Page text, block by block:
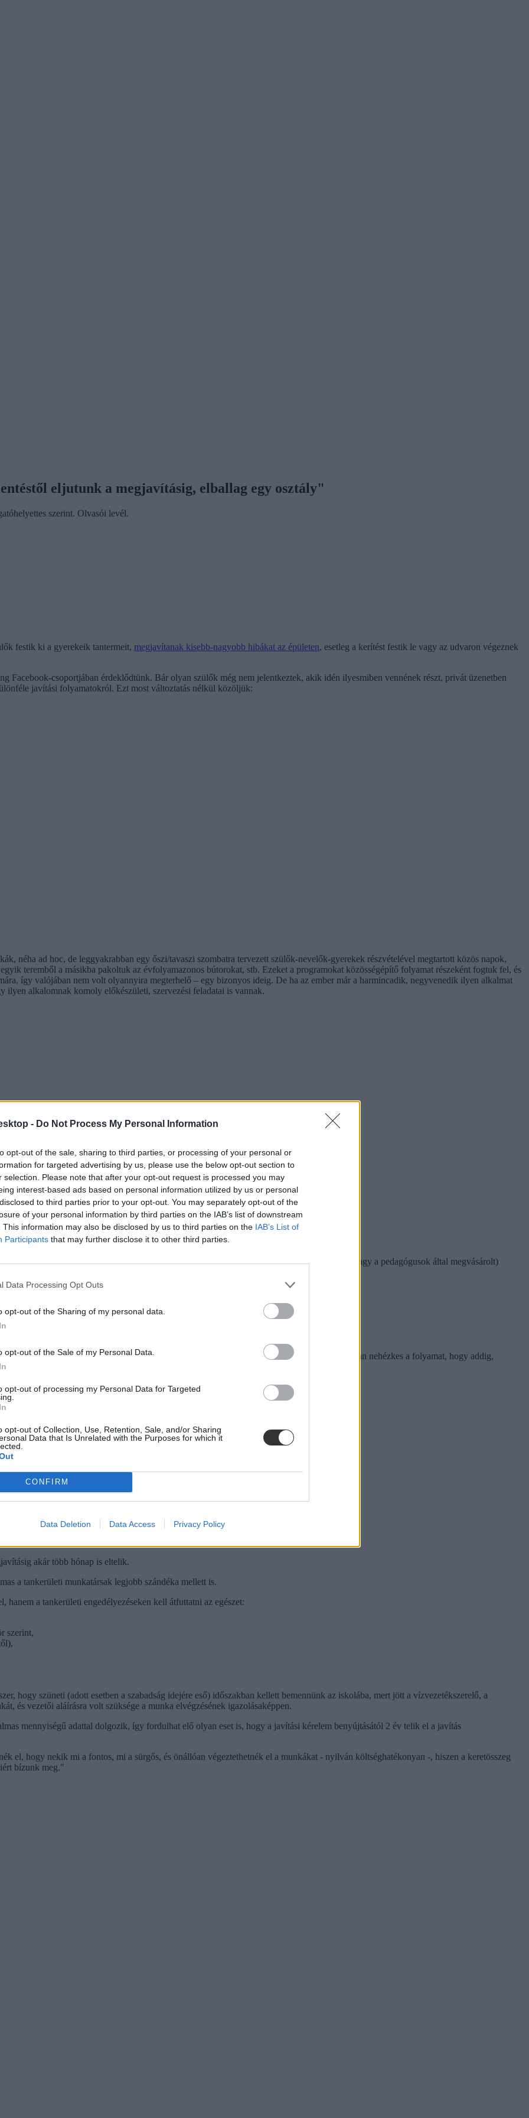
- Do Not Process My Personal Information
opt-out of the sale, sharing to third parties, or processing of your personal or
for targeted advertising by us, please use the below opt-out section to
selection. Please note that after your opt-out request is processed you may
interest-based ads based on personal information utilized by us or personal
to third parties prior to your opt-out. You may separately opt-out of the
of your personal information by third parties on the IAB’s list of downstream
This information may also be disclosed by us to third parties on the IAB’s List of
Participants that may further disclose it to other third parties.
Data Processing Opt Outs
opt-out of the Sharing of my personal data.
opt-out of the Sale of my Personal Data.
opt-out of processing my Personal Data for Targeted
opt-out of Collection, Use, Retention, Sale, and/or Sharing
Data that Is Unrelated with the Purposes for which it
CONFIRM
Data Deletion Data Access Privacy Policy
eljutunk a megjavításig, elballag egy osztály"
szerint. Olvasói levél.
festik ki a gyerekeik tantermeit, megjavítanak kisebb-nagyobb hibákat az épületen, esetleg a kerítést festik le vagy az udvaron végeznek
Facebook-csoportjában érdeklődtünk. Bár olyan szülők még nem jelentkeztek, akik idén ilyesmiben vennének részt, privát üzenetben
javítási folyamatokról. Ezt most változtatás nélkül közöljük:
néha ad hoc, de leggyakrabban egy őszi/tavaszi szombatra tervezett szülők-nevelők-gyerekek részvételével megtartott közös napok,
teremből a másikba pakoltuk az évfolyamazonos bútorokat, stb. Ezeket a programokat közösségépítő folyamat részeként fogtuk fel, és
így valójában nem volt olyannyira megterhelő – egy bizonyos ideig. De ha az ember már a harmincadik, negyvenedik ilyen alkalmat
ilyen alkalomnak komoly előkészületi, szervezési feladatai is vannak.
nem boldogulnak vele, ezért az iskola költségvetéséből megrendelt (és esetleg a szülők vagy a pedagógusok által megvásárolt)
ilyen napot.
összefüggő, szakembert igénylő kiadásokra tervezett, de ha van is rá keret, gyakran olyan nehézkes a folyamat, hogy addig,
akár több hónap is eltelik.
a tankerületi munkatársak legjobb szándéka mellett is.
a tankerületi engedélyezéseken kell átfuttatni az egészet:
szerint,
hogy szüneti (adott esetben a szabadság idejére eső) időszakban kellett bemennünk az iskolába, mert jött a vízvezetékszerelő, a
és vezetői aláírásra volt szüksége a munka elvégzésének igazolásaképpen.
mennyiségű adattal dolgozik, így fordulhat elő olyan eset is, hogy a javítási kérelem benyújtásától 2 év telik el a javítás
el, hogy nekik mi a fontos, mi a sürgős, és önállóan végeztethetnék el a munkákat - nyilván költséghatékonyan -, hiszen a keretösszeg
bízunk meg."